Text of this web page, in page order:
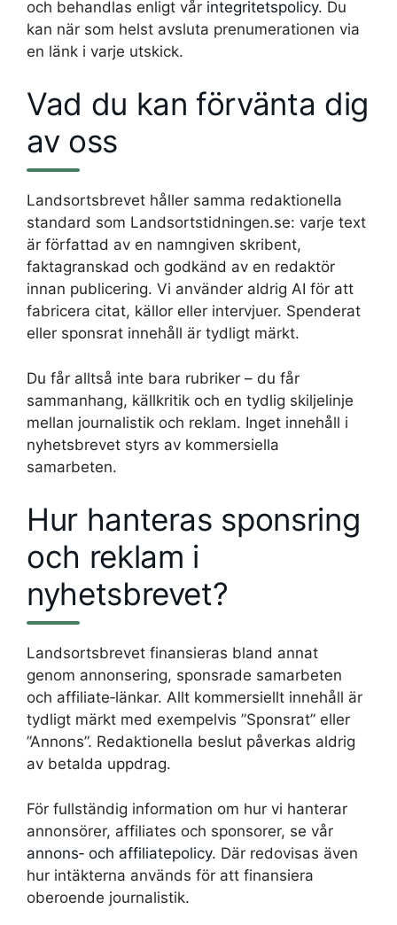
s
och behandlas enligt vår integritetspolicy. Du
kan när som helst avsluta prenumerationen via
en länk i varje utskick.
Vad du kan förvänta dig
av oss
Landsortsbrevet håller samma redaktionella
standard som Landsortstidningen.se: varje text
är författad av en namngiven skribent,
faktagranskad och godkänd av en redaktör
innan publicering. Vi använder aldrig AI för att
fabricera citat, källor eller intervjuer. Spenderat
eller sponsrat innehåll är tydligt märkt.
Du får alltså inte bara rubriker – du får
sammanhang, källkritik och en tydlig skiljelinje
mellan journalistik och reklam. Inget innehåll i
nyhetsbrevet styrs av kommersiella
samarbeten.
Hur hanteras sponsring
och reklam i
nyhetsbrevet?
Landsortsbrevet finansieras bland annat
genom annonsering, sponsrade samarbeten
och affiliate‑länkar. Allt kommersiellt innehåll är
tydligt märkt med exempelvis ”Sponsrat” eller
”Annons”. Redaktionella beslut påverkas aldrig
av betalda uppdrag.
För fullständig information om hur vi hanterar
annonsörer, affiliates och sponsorer, se vår
annons‑ och affiliatepolicy. Där redovisas även
hur intäkterna används för att finansiera
oberoende journalistik.